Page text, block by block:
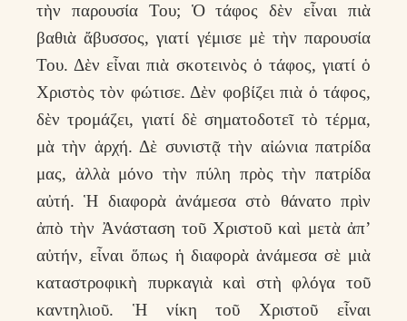
τὴν παρουσία Του; Ὁ τάφος δὲν εἶναι πιὰ
βαθιὰ ἄβυσσος, γιατί γέμισε μὲ τὴν παρουσία
Του. Δὲν εἶναι πιὰ σκοτεινὸς ὁ τάφος, γιατί ὁ
Χριστὸς τὸν φώτισε. Δὲν φοβίζει πιὰ ὁ τάφος,
δὲν τρομάζει, γιατί δὲ σηματοδοτεῖ τὸ τέρμα,
μὰ τὴν ἀρχή. Δὲ συνιστᾷ τὴν αἰώνια πατρίδα
μας, ἀλλὰ μόνο τὴν πύλη πρὸς τὴν πατρίδα
αὐτή. Ἡ διαφορὰ ἀνάμεσα στὸ θάνατο πρὶν
ἀπὸ τὴν Ἀνάσταση τοῦ Χριστοῦ καὶ μετὰ ἀπ’
αὐτήν, εἶναι ὅπως ἡ διαφορὰ ἀνάμεσα σὲ μιὰ
καταστροφικὴ πυρκαγιὰ καὶ στὴ φλόγα τοῦ
καντηλιοῦ. Ἡ νίκη τοῦ Χριστοῦ εἶναι